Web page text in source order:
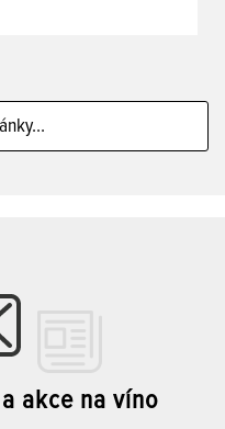
akce na víno